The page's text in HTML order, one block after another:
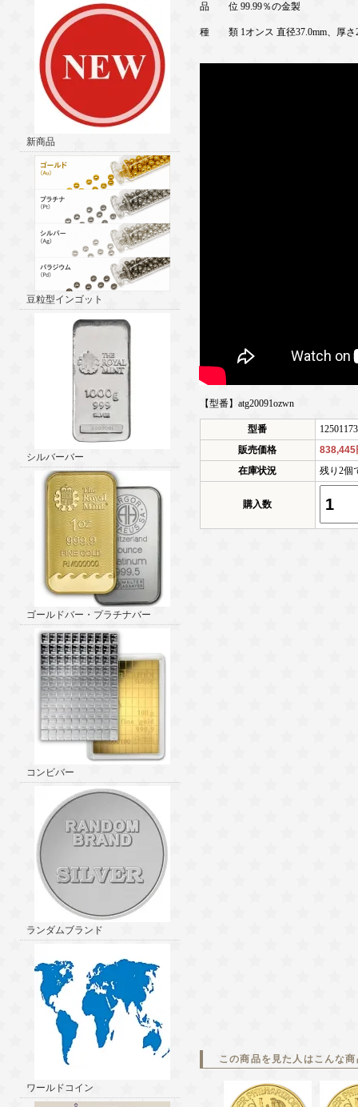
新商品
豆粒型インゴット
シルバーバー
ゴールドバー・プラチナバー
コンビバー
ランダムブランド
ワールドコイン
品 位 99.99％の金製
種 類 1オンス 直径37.0mm、厚さ
【型番】atg20091ozwn
型番
販売価格
838,445
在庫状況
残り2個
購入数
この商品を見た人はこんな